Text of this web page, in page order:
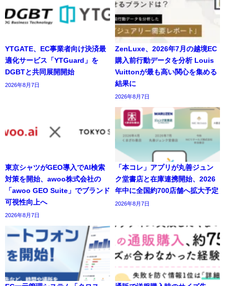
YTGATE、EC事業者向け決済最
適化サービス「YTGuard」を
DGBTと共同展開開始
2026年8月7日
ZenLuxe、2026年7月の越境EC
購入前行動データを分析 Louis
Vuittonが最も高い関心を集める
結果に
2026年8月7日
東京シャツがGEO導入でAI検索
対策を開始、awoo株式会社の
「awoo GEO Suite」でブランド
可視性向上へ
2026年8月7日
「本コレ」アプリが丸善ジュン
ク堂書店と在庫連携開始、2026
年中に全国約700店舗へ拡大予定
2026年8月7日